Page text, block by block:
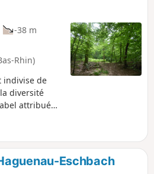
-38 m
Rhin)
indivise de
diversité
attribué
Elle
en saison.
ce
Eschbach